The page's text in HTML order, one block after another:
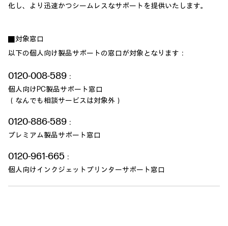
化し、より迅速かつシームレスなサポートを提供いたします。
対象窓口
以下の個人向け製品サポートの窓口が対象となります：
0120-008-589 ：
個人向けPC製品サポート窓口
（なんでも相談サービスは対象外）
0120-886-589 ：
プレミアム製品サポート窓口
0120-961-665 ：
個人向けインクジェットプリンターサポート窓口